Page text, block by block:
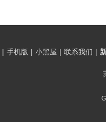
| 手机版 | 小黑屋 | 联系我们 |